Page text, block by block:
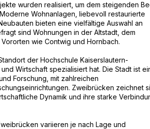
wurden realisiert, um dem steigenden
Wohnanlagen, liebevoll restaurierte
bieten eine vielfältige Auswahl an
sind Wohnungen in der Altstadt, dem
wie Contwig und Hornbach.
der Hochschule Kaiserslautern-
Wirtschaft spezialisiert hat. Die Stadt ist
Forschung, mit zahlreichen
Zweibrücken zeichnet
Dynamik und ihre starke
variieren je nach Lage und